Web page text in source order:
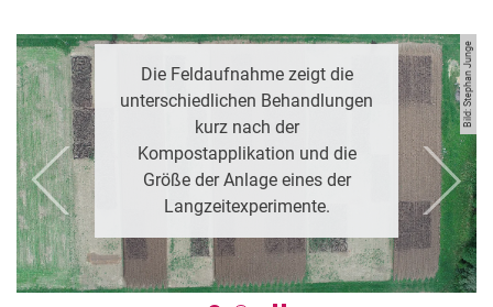
Bild: Stephan Junge
Die Feldaufnahme zeigt die
unterschiedlichen Behandlungen
kurz nach der
Kompostapplikation und die
Größe der Anlage eines der
Langzeitexperimente.
zurück weiter